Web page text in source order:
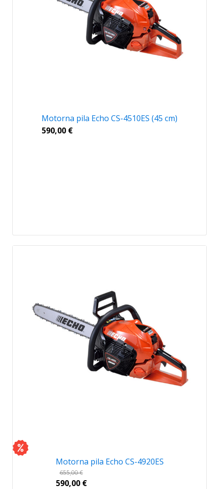
Motorna pila Echo CS-4510ES (45 cm)
590,00 €
Motorna pila Echo CS-4920ES
655,00€
590,00 €